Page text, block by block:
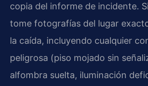
copia del informe de incidente.
tome fotografías del lugar
la caída, incluyendo cualquier
peligrosa (piso mojado sin
alfombra suelta, iluminación